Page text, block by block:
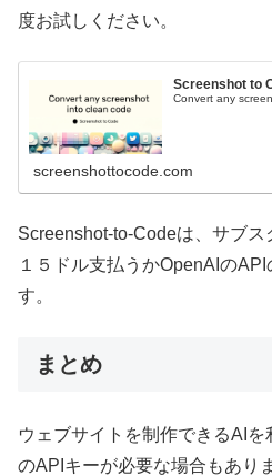
度お試しください。
Screenshot to
Convert any
screenshottocode.com
Screenshot-to-Codeは、サブ
１５ドル支払うかOpenAIの
す。
まとめ
ウェブサイトを制作できるAIを
のAPIキーが必要な場合もあり